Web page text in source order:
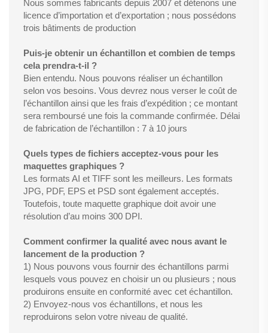
Nous sommes fabricants depuis 2007 et détenons une
licence d’importation et d’exportation ; nous possédons
trois bâtiments de production
Puis-je obtenir un échantillon et combien de temps
cela prendra-t-il ?
Bien entendu. Nous pouvons réaliser un échantillon
selon vos besoins. Vous devrez nous verser le coût de
l’échantillon ainsi que les frais d’expédition ; ce montant
sera remboursé une fois la commande confirmée. Délai
de fabrication de l’échantillon : 7 à 10 jours
Quels types de fichiers acceptez-vous pour les
maquettes graphiques ?
Les formats AI et TIFF sont les meilleurs. Les formats
JPG, PDF, EPS et PSD sont également acceptés.
Toutefois, toute maquette graphique doit avoir une
résolution d’au moins 300 DPI.
Comment confirmer la qualité avec nous avant le
lancement de la production ?
1) Nous pouvons vous fournir des échantillons parmi
lesquels vous pouvez en choisir un ou plusieurs ; nous
produirons ensuite en conformité avec cet échantillon.
2) Envoyez-nous vos échantillons, et nous les
reproduirons selon votre niveau de qualité.